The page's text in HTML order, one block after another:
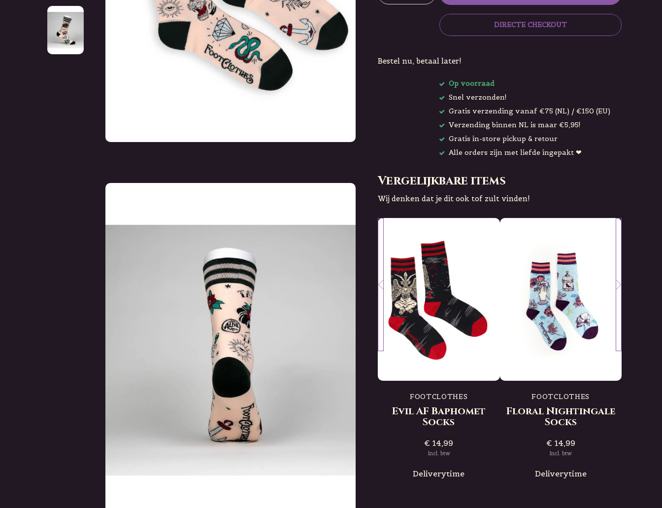
DIRECTE CHECKOUT
Bestel nu, betaal later!
Op voorraad
Snel verzonden!
Gratis verzending vanaf €75 (NL) / €150 (EU)
Verzending binnen NL is maar €5,95!
Gratis in-store pickup & retour
Alle orders zijn met liefde ingepakt ❤
Vergelijkbare items
Wij denken dat je dit ook tof zult vinden!
FOOTCLOTHES
Mystic Mushrooms
Deliverytime
FOOTCLOTHES
Evil AF Baphomet
Socks
€ 14,99
Incl. btw
Deliverytime
FOOTCLOTHES
Floral Nightingale
Socks
€ 14,99
Incl. btw
Deliverytime